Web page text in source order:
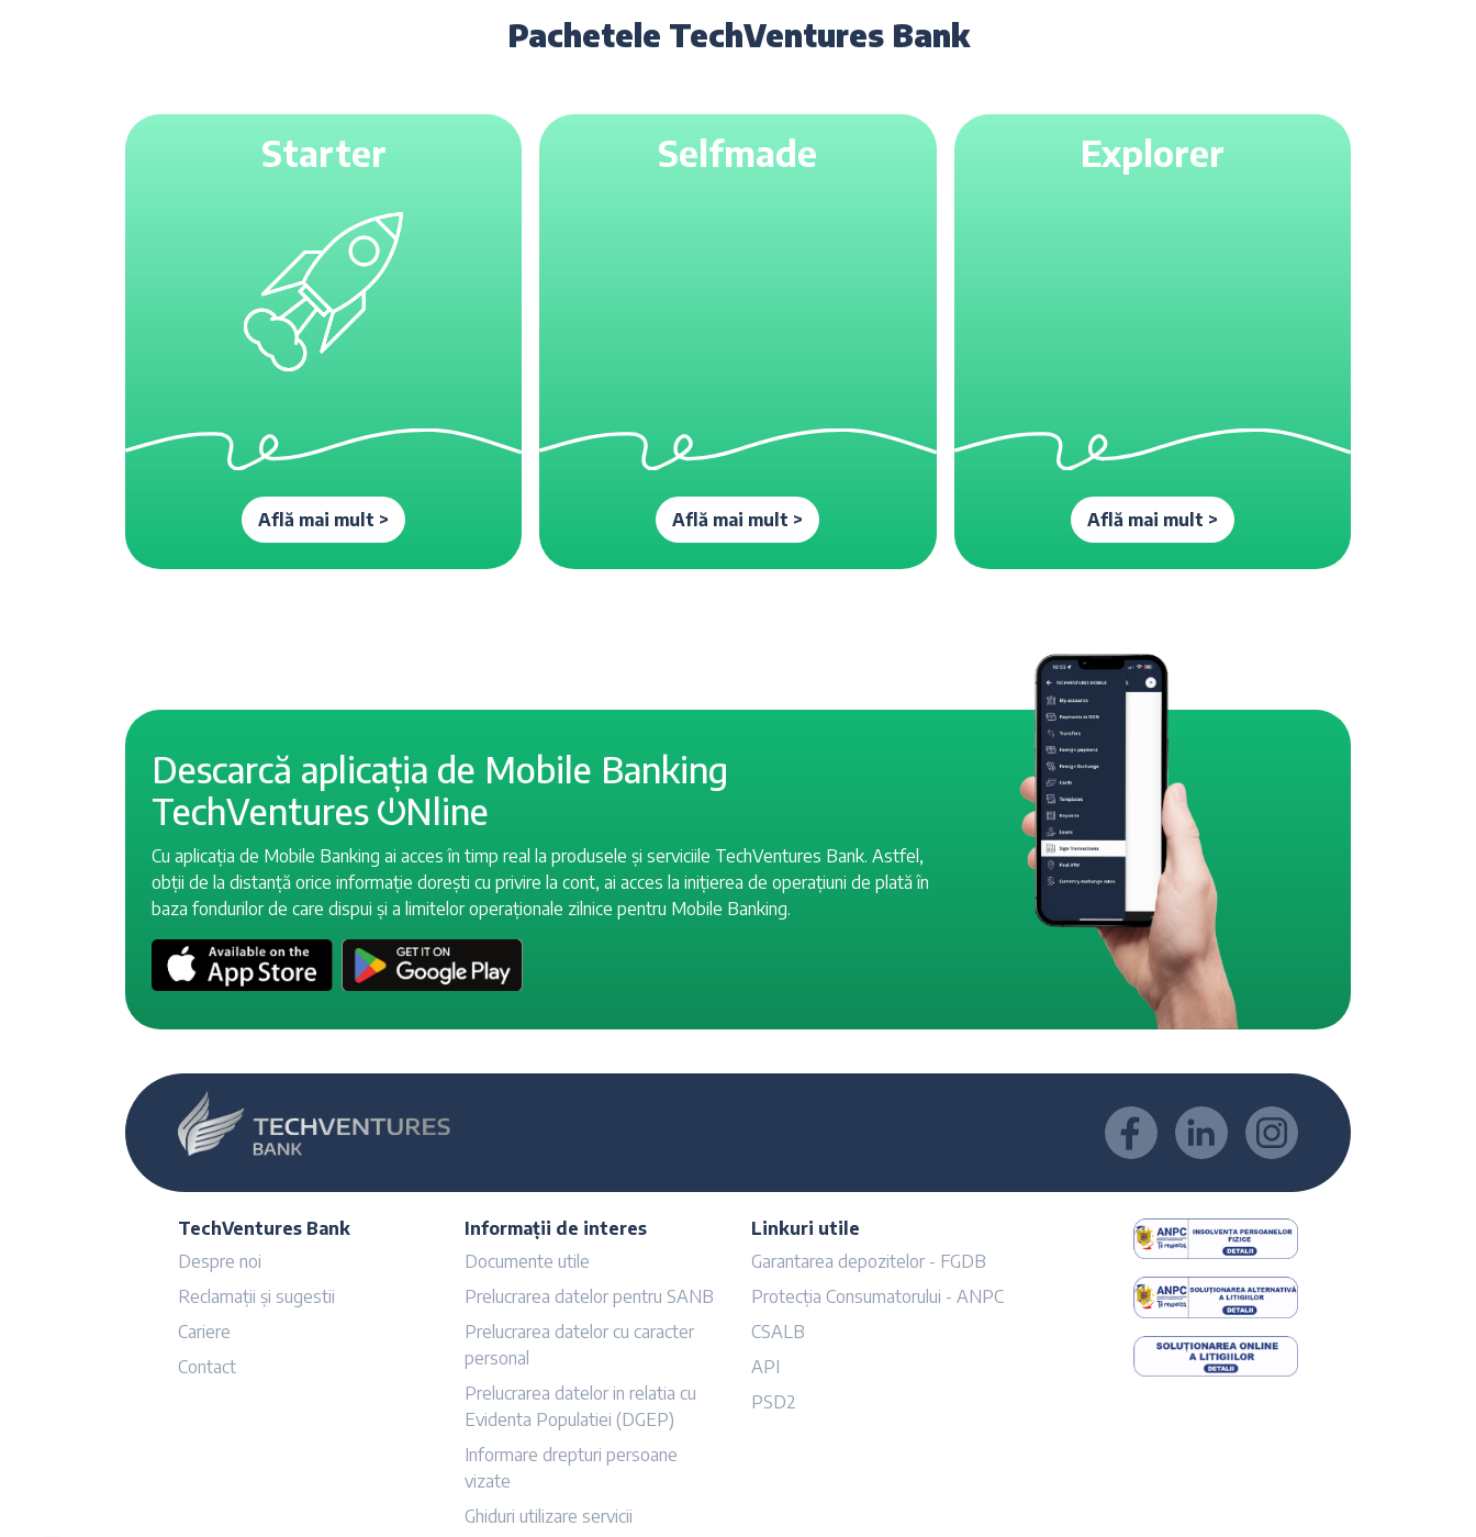
Pachetele TechVentures Bank
Starter
Află mai mult >
Selfmade
Află mai mult >
Explorer
Află mai mult >
Descarcă aplicația de Mobile Banking
TechVentures
Nline
Cu aplicația de Mobile Banking ai acces în timp real la produsele și serviciile TechVentures Bank. Astfel,
obții de la distanță orice informație dorești cu privire la cont, ai acces la inițierea de operațiuni de plată în
baza fondurilor de care dispui și a limitelor operaționale zilnice pentru Mobile Banking.
TechVentures Bank
Despre noi
Reclamații și sugestii
Cariere
Contact
Informații de interes
Documente utile
Prelucrarea datelor pentru SANB
Prelucrarea datelor cu caracter
personal
Prelucrarea datelor in relatia cu
Evidenta Populatiei (DGEP)
Informare drepturi persoane
vizate
Ghiduri utilizare servicii
Linkuri utile
Garantarea depozitelor - FGDB
Protecția Consumatorului - ANPC
CSALB
API
PSD2